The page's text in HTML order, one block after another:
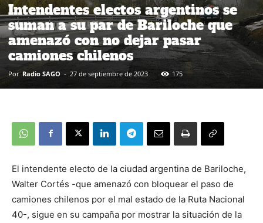
Intendentes electos argentinos se
suman a su par de Bariloche que
amenazó con no dejar pasar
camiones chilenos
Por Radio SAGO - 27 de septiembre de 2023 175
El intendente electo de la ciudad argentina de Bariloche,
Walter Cortés -que amenazó con bloquear el paso de
camiones chilenos por el mal estado de la Ruta Nacional
40-, sigue en su campaña por mostrar la situación de la